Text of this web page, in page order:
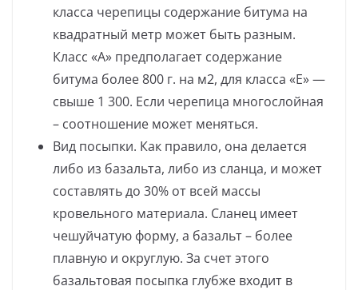
класса черепицы содержание битума на
квадратный метр может быть разным.
Класс «А» предполагает содержание
битума более 800 г. на м2, для класса «Е» —
свыше 1 300. Если черепица многослойная
– соотношение может меняться.
Вид посыпки. Как правило, она делается
либо из базальта, либо из сланца, и может
составлять до 30% от всей массы
кровельного материала. Сланец имеет
чешуйчатую форму, а базальт – более
плавную и округлую. За счет этого
базальтовая посыпка глубже входит в